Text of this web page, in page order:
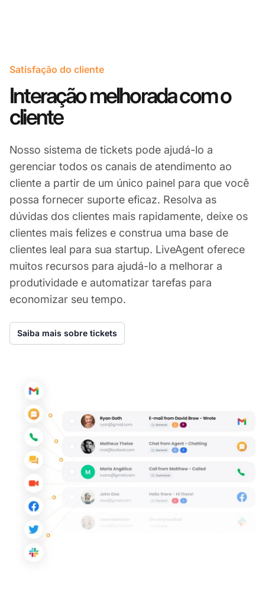
Satisfação do cliente
Interação melhorada com o
cliente
Nosso sistema de tickets pode ajudá-lo a
gerenciar todos os canais de atendimento ao
cliente a partir de um único painel para que você
possa fornecer suporte eficaz. Resolva as
dúvidas dos clientes mais rapidamente, deixe os
clientes mais felizes e construa uma base de
clientes leal para sua startup. LiveAgent oferece
muitos recursos para ajudá-lo a melhorar a
produtividade e automatizar tarefas para
economizar seu tempo.
Saiba mais sobre tickets